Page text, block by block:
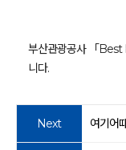
부산관광공사 「Best
니다.
Next 여기어